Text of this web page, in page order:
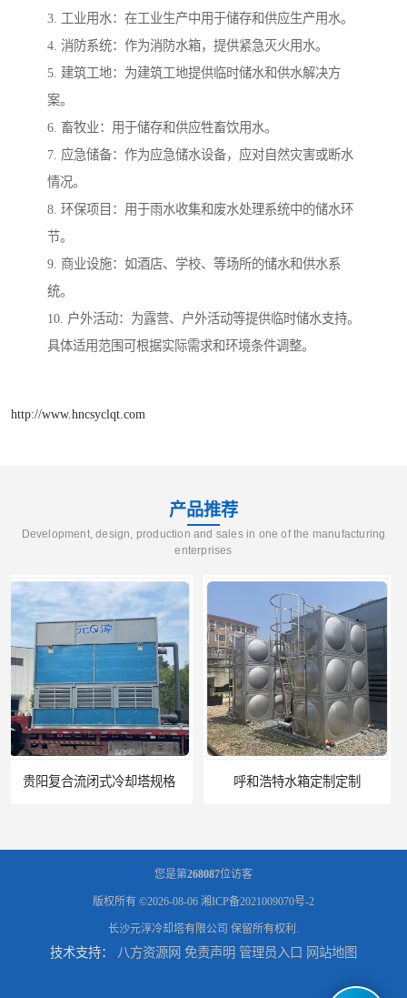
3. 工业用水：在工业生产中用于储存和供应生产用水。
4. 消防系统：作为消防水箱，提供紧急灭火用水。
5. 建筑工地：为建筑工地提供临时储水和供水解决方
案。
6. 畜牧业：用于储存和供应牲畜饮用水。
7. 应急储备：作为应急储水设备，应对自然灾害或断水
情况。
8. 环保项目：用于雨水收集和废水处理系统中的储水环
节。
9. 商业设施：如酒店、学校、等场所的储水和供水系
统。
10. 户外活动：为露营、户外活动等提供临时储水支持。
具体适用范围可根据实际需求和环境条件调整。
http://www.hncsyclqt.com
产品推荐
Development, design, production and sales in one of the manufacturing
enterprises
呼和浩特水箱定制定制 电厂冷却塔
您是第268087位访客
版权所有 ©2026-08-06 湘ICP备2021009070号-2
长沙元淳冷却塔有限公司 保留所有权利.
技术支持： 八方资源网 免责声明 管理员入口 网站地图